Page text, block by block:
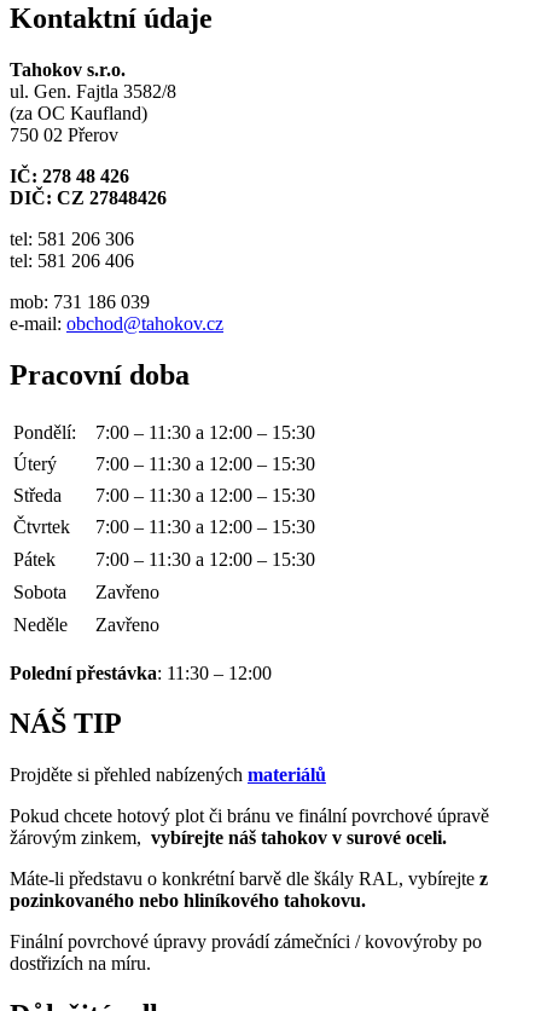
Kontaktní údaje
Tahokov s.r.o.
ul. Gen. Fajtla 3582/8
(za OC Kaufland)
750 02 Přerov
IČ: 278 48 426
DIČ: CZ 27848426
tel: 581 206 306
tel: 581 206 406
mob: 731 186 039
e-mail: obchod@tahokov.cz
Pracovní doba
Pondělí:
7:00 – 11:30 a 12:00 – 15:30
Úterý
7:00 – 11:30 a 12:00 – 15:30
Středa
7:00 – 11:30 a 12:00 – 15:30
Čtvrtek
7:00 – 11:30 a 12:00 – 15:30
Pátek
7:00 – 11:30 a 12:00 – 15:30
Sobota
Zavřeno
Neděle
Zavřeno
Polední přestávka: 11:30 – 12:00
NÁŠ TIP
Projděte si přehled nabízených materiálů
Pokud chcete hotový plot či bránu ve finální povrchové úpravě
žárovým zinkem, vybírejte náš tahokov v surové oceli.
Máte-li představu o konkrétní barvě dle škály RAL, vybírejte z
pozinkovaného nebo hliníkového tahokovu.
Finální povrchové úpravy provádí zámečníci / kovovýroby po
dostřizích na míru.